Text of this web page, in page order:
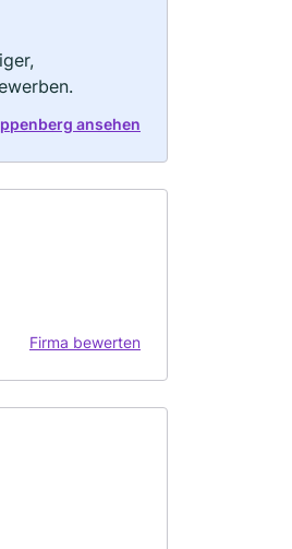
ansehen
Firma bewerten